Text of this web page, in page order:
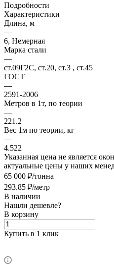
Подробности
Характеристики
Длина, м
—
6, Немерная
Марка стали
—
ст.09Г2С, ст.20, ст.3 , ст.45
ГОСТ
—
2591-2006
Метров в 1т, по теории
—
221.2
Вес 1м по теории, кг
—
4.522
Указанная цена не является
актуальные цены у наших
65 000 ₽/тонна
293.85 ₽/метр
В наличии
Нашли дешевле?
В корзину
Купить в 1 клик